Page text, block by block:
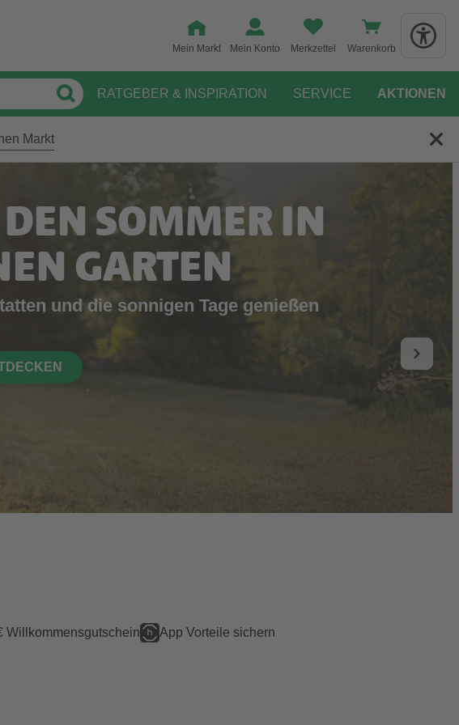
Mein Markt Mein Konto Merkzettel Warenkorb
RATGEBER & INSPIRATION SERVICE AKTIONEN
Markt
GUTSCHEIN
abgeben und teilnehmen
Willkommensgutschein App Vorteile sichern